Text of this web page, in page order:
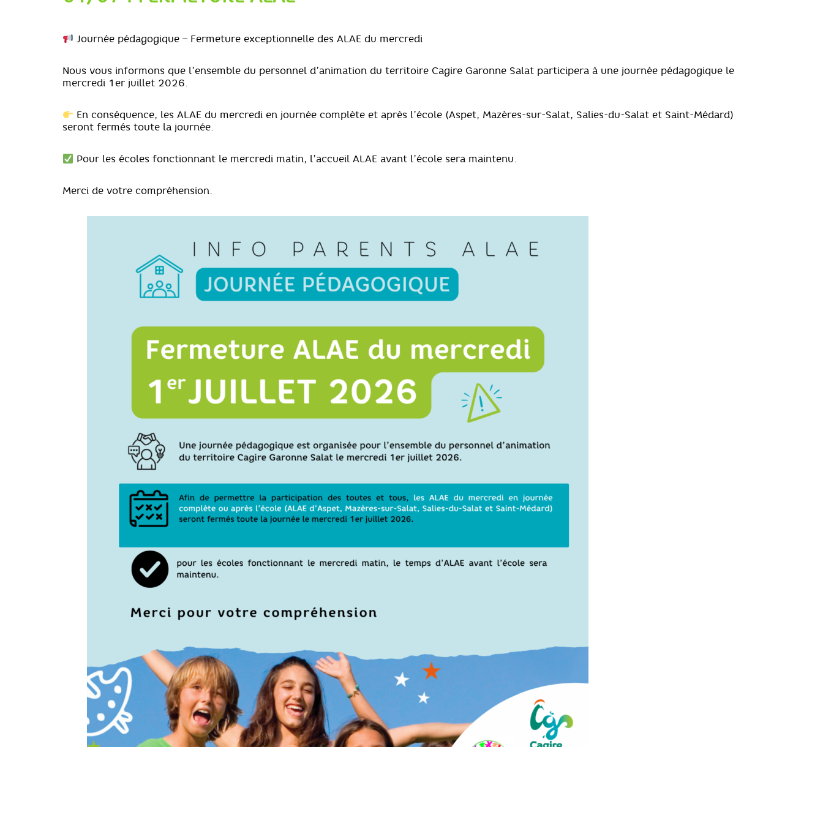
Journée pédagogique – Fermeture exceptionnelle des ALAE du mercredi
Nous vous informons que l’ensemble du personnel d’animation du territoire Cagire Garonne Salat participera à une journée pédagogique le
mercredi 1er juillet 2026.
En conséquence, les ALAE du mercredi en journée complète et après l’école (Aspet, Mazères-sur-Salat, Salies-du-Salat et Saint-Médard)
seront fermés toute la journée.
Pour les écoles fonctionnant le mercredi matin, l’accueil ALAE avant l’école sera maintenu.
Merci de votre compréhension.